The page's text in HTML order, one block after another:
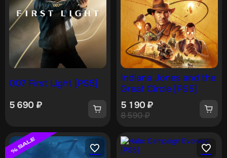
007 First Light [PS5]
5 690 ₽
Indiana Jones and the
Great Circle [PS5]
8 590₽
5 190₽